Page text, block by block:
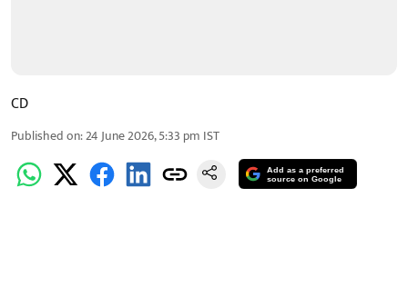
CD
Published on:24 June 2026, 5:33 pm IST
Add as a preferred
source on Google